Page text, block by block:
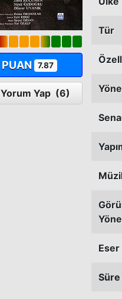
PUAN 7.87
Yorum Yap (6)
Tür
Eser